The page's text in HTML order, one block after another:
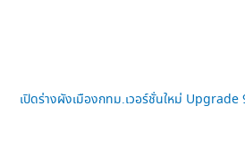
เปิดร่างผังเมืองกทม.เวอร์ชั่นใหม่ Upgrade